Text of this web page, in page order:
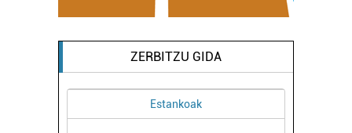
neurtzeko, jendeari buruzko informazioa biltzeko eta
erabiltzen dituen hauta dezakezu.
interes komertzial legitimoetan babesten dira. Ikusi gure
bazkideen zerrenda, beren ustez zein helburutarako
ZERBITZU GIDA
Osasungintza